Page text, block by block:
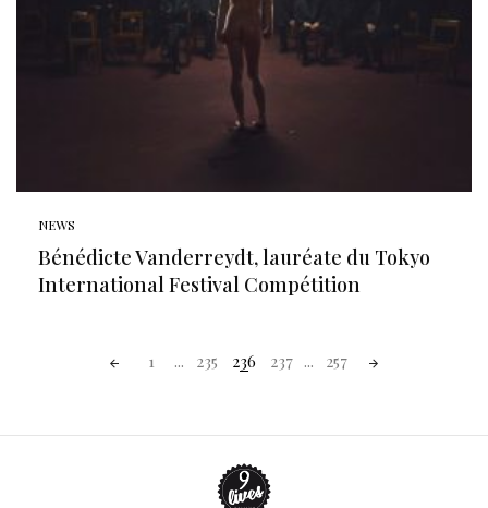
NEWS
Bénédicte Vanderreydt, lauréate du Tokyo
International Festival Compétition
1 ... 235 236 237 ... 257